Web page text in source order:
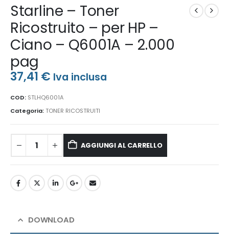
Starline – Toner
Ricostruito – per HP –
Ciano – Q6001A – 2.000
pag
37,41 € Iva inclusa
COD: STLHQ6001A
Categoria:TONER RICOSTRUITI
AGGIUNGI AL CARRELLO
DOWNLOAD